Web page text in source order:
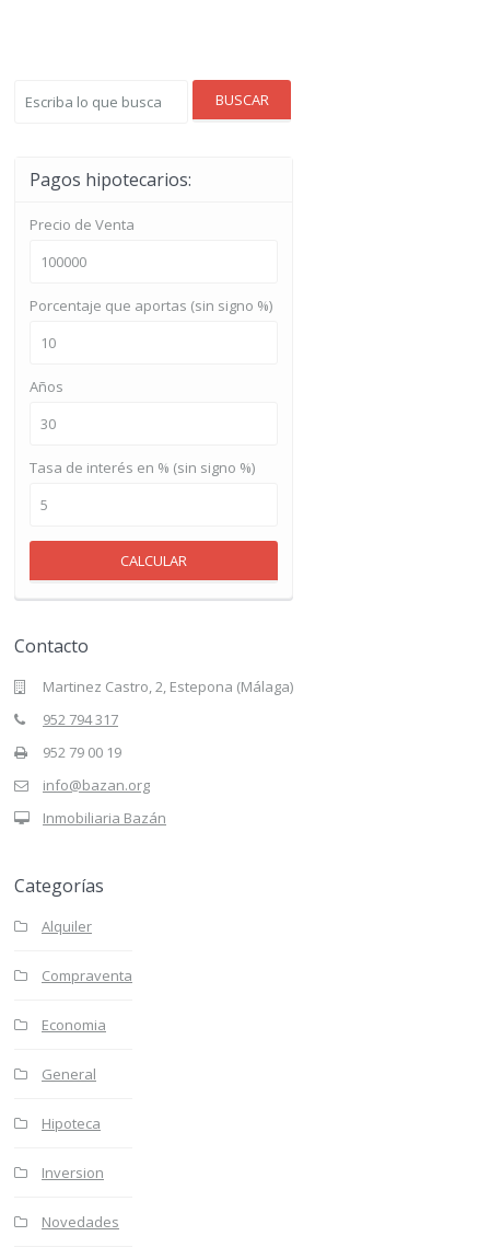
BUSCAR
Pagos hipotecarios:
Precio de Venta
Porcentaje que aportas (sin signo %)
Años
Tasa de interés en % (sin signo %)
CALCULAR
Contacto
Martinez Castro, 2, Estepona (Málaga)
952 794 317
952 79 00 19
info@bazan.org
Inmobiliaria Bazán
Categorías
Alquiler
Compraventa
Economia
General
Hipoteca
Inversion
Novedades